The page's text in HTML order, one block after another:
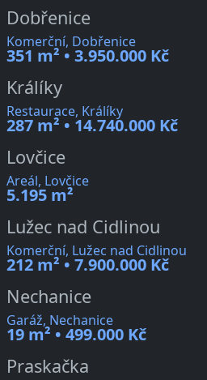
Dobřenice
Komerční, Dobřenice
351 m² • 3.950.000 Kč
Králíky
Restaurace, Králíky
287 m² • 14.740.000 Kč
Lovčice
Areál, Lovčice
5.195 m²
Lužec nad Cidlinou
Komerční, Lužec nad Cidlinou
212 m² • 7.900.000 Kč
Nechanice
Garáž, Nechanice
19 m² • 499.000 Kč
Praskačka